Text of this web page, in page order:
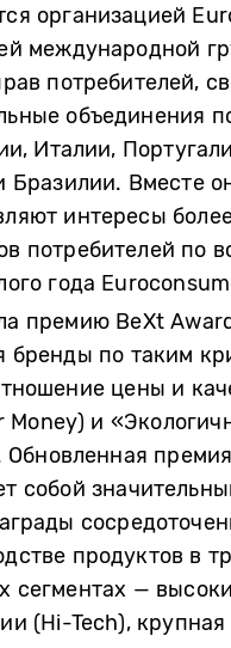
организацией
международной
потребителей,
объединения
Италии,
Бразилии. Вместе
интересы
потребителей по
года
премию BeXt
бренды по таким
цены и
Money) и
Обновленная
собой
продуктов в
сегментах —
(Hi-Tech),